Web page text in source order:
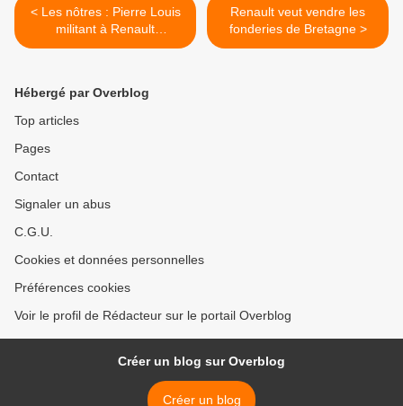
< Les nôtres : Pierre Louis
militant à Renault
Billancourt
Renault veut vendre les
fonderies de Bretagne >
Hébergé par Overblog
Top articles
Pages
Contact
Signaler un abus
C.G.U.
Cookies et données personnelles
Préférences cookies
Voir le profil de Rédacteur sur le portail Overblog
Créer un blog sur Overblog
Créer un blog